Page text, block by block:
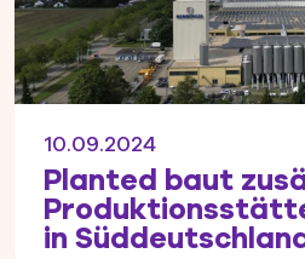
10.09.2024
Planted baut
in